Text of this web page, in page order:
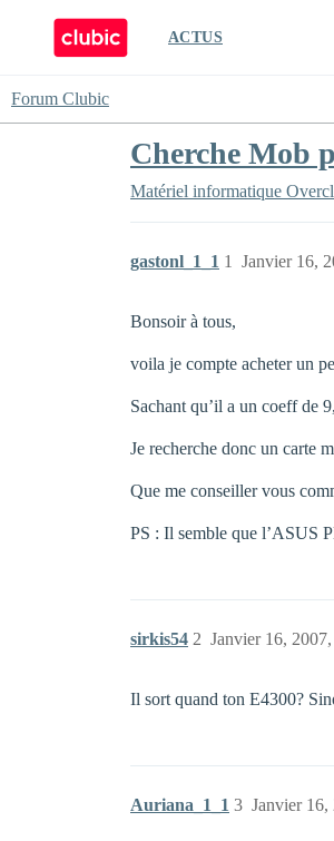
ACTUS
Forum Clubic
Cherche Mob
Matériel informatique
gastonl_1_1 Janvier 16,
1
Bonsoir à tous,
voila je compte acheter un
Sachant qu’il a un coeff de
Je recherche donc un carte
Que me conseiller vous
PS : Il semble que l’ASUS
sirkis54 Janvier 16,
2
Il sort quand ton E4300?
Auriana_1_1 Janvier 16,
3